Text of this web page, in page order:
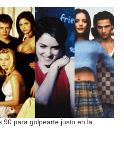
90 para golpearte justo en la